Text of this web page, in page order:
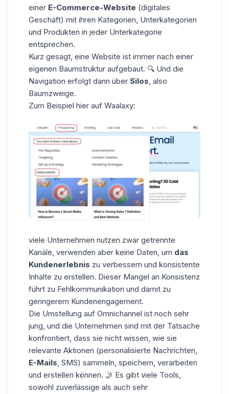
einer E-Commerce-Website (digitales
Geschäft) mit ihren Kategorien, Unterkategorien
und Produkten in jeder Unterkategorie
entsprechen.
Kurz gesagt, eine Website ist immer nach einer
eigenen Baumstruktur aufgebaut. 🔍 Und die
Navigation erfolgt dann über Silos, also
Baumzweige.
Zum Beispiel hier auf Waalaxy:
viele Unternehmen nutzen zwar getrennte
Kanäle, verwenden aber keine Daten, um das
Kundenerlebnis zu verbessern und konsistente
Inhalte zu erstellen. Dieser Mangel an Konsistenz
führt zu Fehlkommunikation und damit zu
geringerem Kundenengagement.
Die Umstellung auf Omnichannel ist noch sehr
jung, und die Unternehmen sind mit der Tatsache
konfrontiert, dass sie nicht wissen, wie sie
relevante Aktionen (personalisierte Nachrichten,
E-Mails, SMS) sammeln, speichern, verarbeiten
und erstellen können. 🤳 Es gibt viele Tools,
sowohl zuverlässige als auch sehr